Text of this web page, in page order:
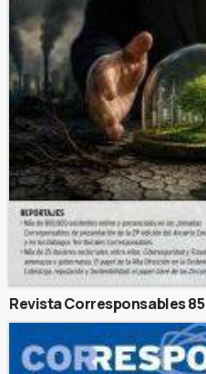
Revista Corresponsables 85